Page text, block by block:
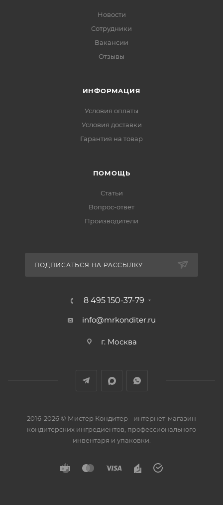
Новости
Сотрудники
Вакансии
Отзывы
ИНФОРМАЦИЯ
Условия оплаты
Условия доставки
Гарантия на товар
ПОМОЩЬ
Статьи
Вопрос-ответ
Производители
ПОДПИСАТЬСЯ НА РАССЫЛКУ
8 495 150-37-79
info@mrkonditer.ru
г. Москва
2016-2026 © Мистер Кондитер - интернет-магазин
кондитерских ингредиентов, профессионального
инвентаря и упаковки.